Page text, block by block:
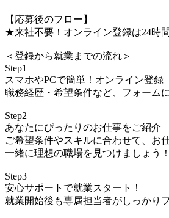
【応募後のフロー】
★来社不要！オンライン登録は24時
＜登録から就業までの流れ＞
Step1
スマホやPCで簡単！オンライン登録
職務経歴・希望条件など、フォーム
Step2
あなたにぴったりのお仕事をご紹介
ご希望条件やスキルに合わせて、お
一緒に理想の職場を見つけましょう！
Step3
安心サポートで就業スタート！
就業開始後も専属担当者がしっかり